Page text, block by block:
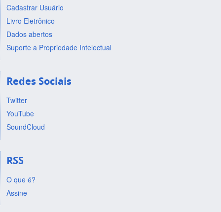
Cadastrar Usuário
Livro Eletrônico
Dados abertos
Suporte a Propriedade Intelectual
Redes Sociais
Twitter
YouTube
SoundCloud
RSS
O que é?
Assine